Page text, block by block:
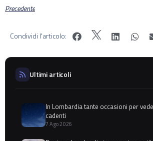
Precedente
Condividi l'articolo:
Ultimi articoli
In Lombardia tante occasioni per
cadenti
7 Ago 2026